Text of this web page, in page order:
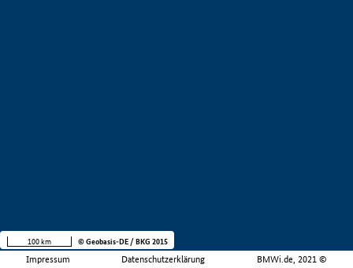
Impressum Datenschutzerklärung BMWi.de, 2021 ©
100 km © Geobasis-DE / BKG 2015